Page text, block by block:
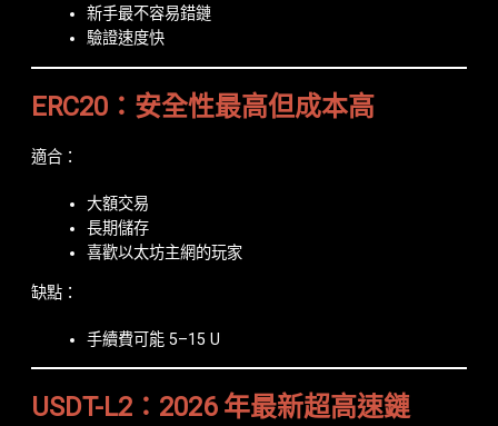
新手最不容易錯鏈
驗證速度快
ERC20：安全性最高但成本高
適合：
大額交易
長期儲存
喜歡以太坊主網的玩家
缺點：
手續費可能 5–15 U
USDT-L2：2026 年最新超高速鏈